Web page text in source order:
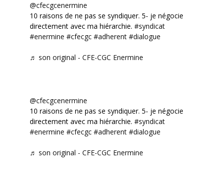
@cfecgcenermine
10 raisons de ne pas se syndiquer. 5- je négocie
directement avec ma hiérarchie. #syndicat
#enermine #cfecgc #adherent #dialogue
♬ son original - CFE-CGC Enermine
@cfecgcenermine
10 raisons de ne pas se syndiquer. 5- je négocie
directement avec ma hiérarchie. #syndicat
#enermine #cfecgc #adherent #dialogue
♬ son original - CFE-CGC Enermine